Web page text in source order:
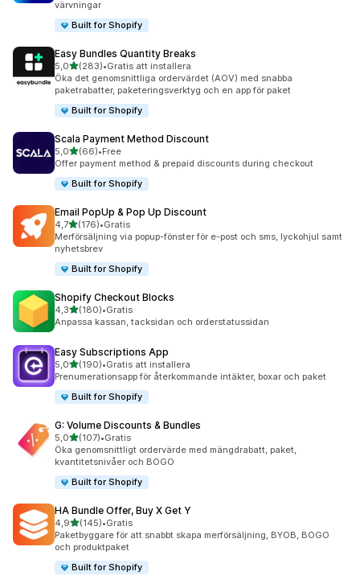
värvningar
Built for Shopify
Easy Bundles Quantity Breaks
5,0av 5 stjärnor
(283)
283 recensioner totalt
•Gratis att installera
Öka det genomsnittliga ordervärdet (AOV) med snabba
paketrabatter, paketeringsverktyg och en app för paket
Built for Shopify
Scala Payment Method Discount
5,0av 5 stjärnor
(66)
66 recensioner totalt
•Free
Offer payment method & prepaid discounts during checkout
Built for Shopify
Email PopUp & Pop Up Discount
4,7av 5 stjärnor
(176)
176 recensioner totalt
•Gratis
Merförsäljning via popup-fönster för e-post och sms, lyckohjul samt
nyhetsbrev
Built for Shopify
Shopify Checkout Blocks
4,3av 5 stjärnor
(180)
180 recensioner totalt
•Gratis
Anpassa kassan, tacksidan och orderstatussidan
Easy Subscriptions App
5,0av 5 stjärnor
(190)
190 recensioner totalt
•Gratis att installera
Prenumerationsapp för återkommande intäkter, boxar och paket
Built for Shopify
G: Volume Discounts & Bundles
5,0av 5 stjärnor
(107)
107 recensioner totalt
•Gratis
Öka genomsnittligt ordervärde med mängdrabatt, paket,
kvantitetsnivåer och BOGO
Built for Shopify
HA Bundle Offer, Buy X Get Y
4,9av 5 stjärnor
(145)
145 recensioner totalt
•Gratis
Paketbyggare för att snabbt skapa merförsäljning, BYOB, BOGO
och produktpaket
Built for Shopify